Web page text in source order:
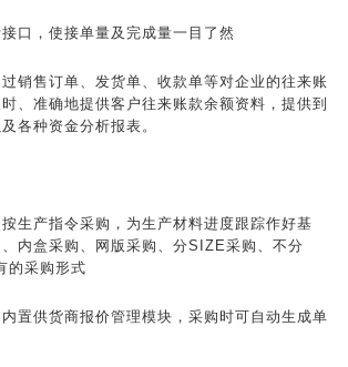
，使接单量及完成量一目了然
售订单、发货单、收款单等对企业的往来账
、准确地提供客户往来账款余额资料，提供到
各种资金分析报表。
产指令采购，为生产材料进度跟踪作好基
内盒采购、网版采购、分SIZE采购、不分
的采购形式
供货商报价管理模块，采购时可自动生成单